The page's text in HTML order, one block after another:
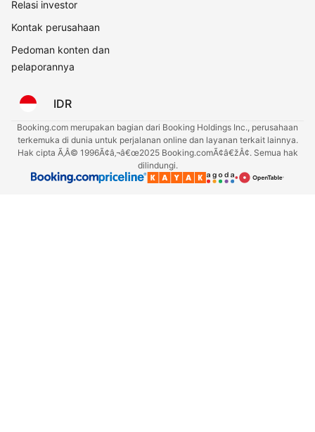
Relasi investor
Kontak perusahaan
Pedoman konten dan
pelaporannya
IDR
Booking.com merupakan bagian dari Booking Holdings Inc., perusahaan
terkemuka di dunia untuk perjalanan online dan layanan terkait lainnya.
Hak cipta Ã‚Â© 1996Ã¢â‚¬â€œ2025 Booking.comÃ¢â€žÂ¢. Semua hak
dilindungi.